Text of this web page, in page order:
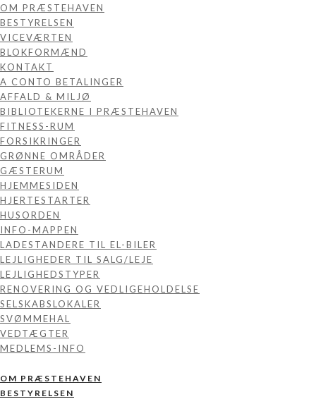
OM PRÆSTEHAVEN
BESTYRELSEN
VICEVÆRTEN
BLOKFORMÆND
KONTAKT
A CONTO BETALINGER
AFFALD & MILJØ
BIBLIOTEKERNE I PRÆSTEHAVEN
FITNESS-RUM
FORSIKRINGER
GRØNNE OMRÅDER
GÆSTERUM
HJEMMESIDEN
HJERTESTARTER
HUSORDEN
INFO-MAPPEN
LADESTANDERE TIL EL-BILER
LEJLIGHEDER TIL SALG/LEJE
LEJLIGHEDSTYPER
RENOVERING OG VEDLIGEHOLDELSE
SELSKABSLOKALER
SVØMMEHAL
VEDTÆGTER
MEDLEMS-INFO
OM PRÆSTEHAVEN
BESTYRELSEN